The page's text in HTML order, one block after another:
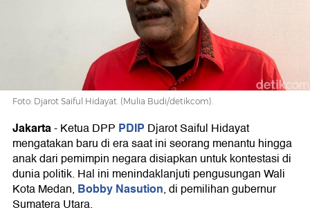
Mungkin
Cucu
Disiapkan
Foto: Djarot Saiful Hidayat. (Mulia Budi/detikcom).
Jakarta-Ketua DPP PDIP Djarot Saiful Hidayat
mengatakan baru di era saat ini seorang menantu hingga
anak dari pemimpin negara disiapkan untuk kontestasi di
dunia politik. Hal ini menindaklanjuti pengusungan Wali
Kota Medan, Bobby Nasution, di pemilihan gubernur
Sumatera Utara.